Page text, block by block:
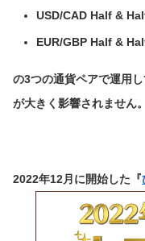
USD/CAD Half &
EUR/GBP Half &
の3つの通貨ペアで運用
が大きく影響されません。
2022年12月に開始した『